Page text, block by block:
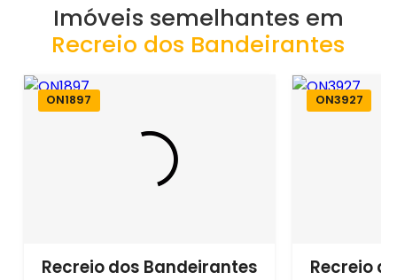
Imóveis semelhantes em
Recreio dos Bandeirantes
ON1897
Recreio dos Bandeirantes
ON3927
Recreio